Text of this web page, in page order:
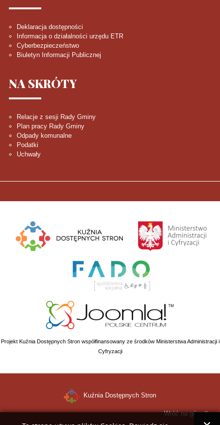
Deklaracja dostępności
Informacja o działalności urzędu ETR
Cyberbezpieczeństwo
Biuletyn Informacji Publicznej
NA SKRÓTY
Relacje z sesji Rady Gminy
Plan pracy Rady Gminy
Odpady komunalne
Podatki
Uchwały
Projekt Kuźnia Dostępnych Stron współfinansowany ze środków Ministerstwa Administracji i
Cyfryzacji
Kuźnia Dostępnych Stron
Wróć na górę